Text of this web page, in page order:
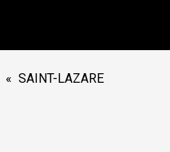
« SAINT-LAZARE